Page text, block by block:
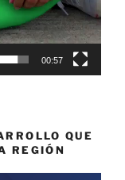
00:57
QUE
REGIÓN